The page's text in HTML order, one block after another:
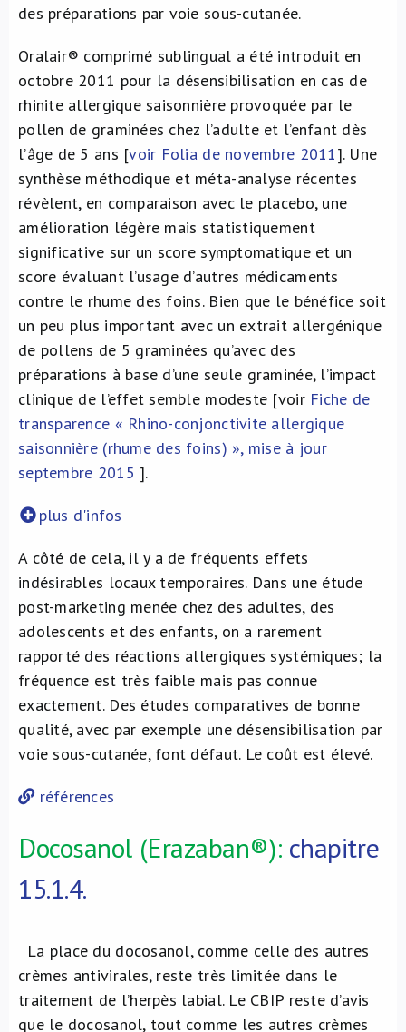
des préparations par voie sous-cutanée.
Oralair® comprimé sublingual a été introduit en
octobre 2011 pour la désensibilisation en cas de
rhinite allergique saisonnière provoquée par le
pollen de graminées chez l’adulte et l’enfant dès
l’âge de 5 ans [voir Folia de novembre 2011]. Une
synthèse méthodique et méta-analyse récentes
révèlent, en comparaison avec le placebo, une
amélioration légère mais statistiquement
significative sur un score symptomatique et un
score évaluant l’usage d’autres médicaments
contre le rhume des foins. Bien que le bénéfice soit
un peu plus important avec un extrait allergénique
de pollens de 5 graminées qu’avec des
préparations à base d’une seule graminée, l’impact
clinique de l’effet semble modeste [voir Fiche de
transparence « Rhino-conjonctivite allergique
saisonnière (rhume des foins) », mise à jour
septembre 2015 ].
plus d'infos
A côté de cela, il y a de fréquents effets
indésirables locaux temporaires. Dans une étude
post-marketing menée chez des adultes, des
adolescents et des enfants, on a rarement
rapporté des réactions allergiques systémiques; la
fréquence est très faible mais pas connue
exactement. Des études comparatives de bonne
qualité, avec par exemple une désensibilisation par
voie sous-cutanée, font défaut. Le coût est élevé.
références
Docosanol (Erazaban®): chapitre
15.1.4.
La place du docosanol, comme celle des autres
crèmes antivirales, reste très limitée dans le
traitement de l’herpès labial. Le CBIP reste d’avis
que le docosanol, tout comme les autres crèmes